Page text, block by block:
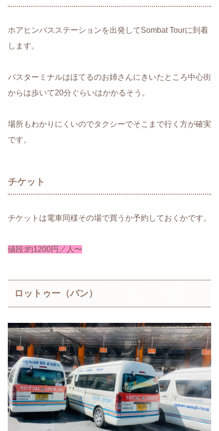
ホアヒンバスステーションを出発してSombat Tourに到着
します。
バスターミナルはほてるのお姉さんにきいたところ中心街
からは歩いて20分ぐらいはかかるそう。
場所もわかりにくいのでタクシーでそこまで行く方が確実
です。
チケット
チケットは電車同様その場で買うか予約しておくかです。
値段:約1200円／人〜
ロットゥー（バン）